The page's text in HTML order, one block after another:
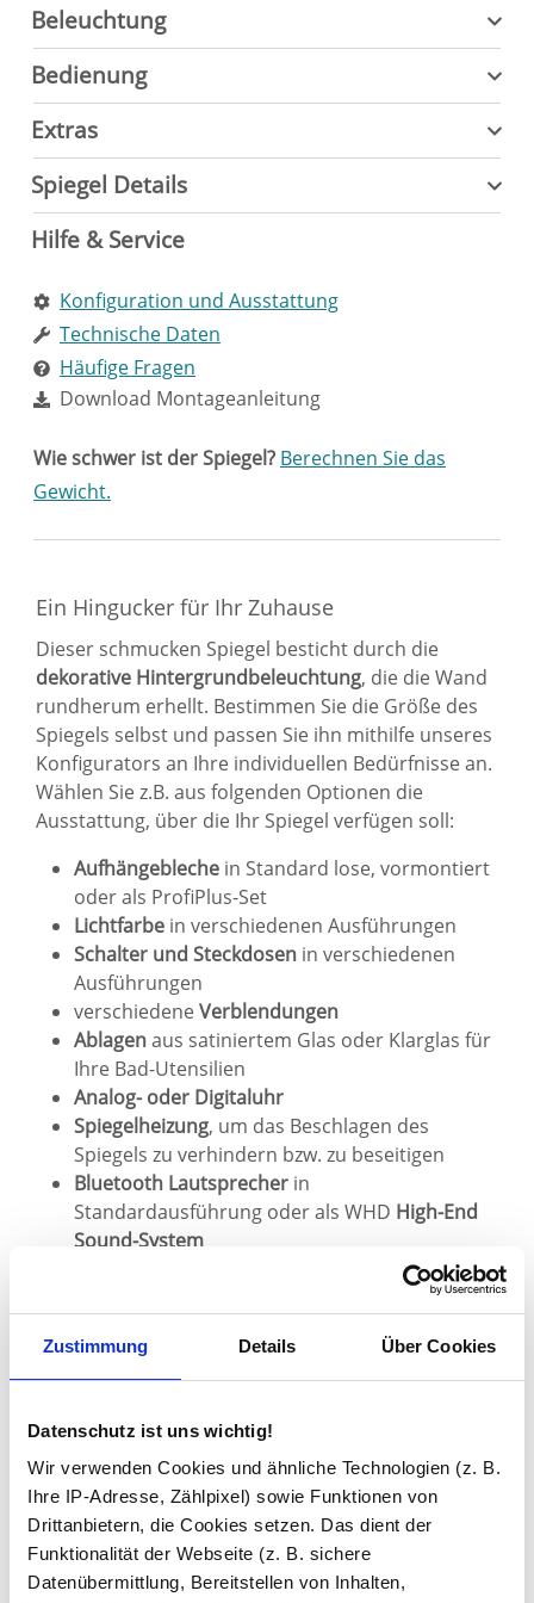
Zustimmung Details Über Cookies
Datenschutz ist uns wichtig!
Wir verwenden Cookies und ähnliche Technologien (z. B.
Ihre IP-Adresse, Zählpixel) sowie Funktionen von
Drittanbietern, die Cookies setzen. Das dient der
Funktionalität der Webseite (z. B. sichere
Datenübermittlung, Bereitstellen von Inhalten,
Ein Hingucker für Ihr Zuhause
Dieser schmucken Spiegel besticht durch die
dekorative Hintergrundbeleuchtung, die die Wand
rundherum erhellt. Bestimmen Sie die Größe des
Spiegels selbst und passen Sie ihn mithilfe unseres
Konfigurators an Ihre individuellen Bedürfnisse an.
Wählen Sie z.B. aus folgenden Optionen die
Ausstattung, über die Ihr Spiegel verfügen soll:
Aufhängebleche in Standard lose, vormontiert
oder als ProfiPlus-Set
Lichtfarbe in verschiedenen Ausführungen
Schalter und Steckdosen in verschiedenen
Ausführungen
verschiedene Verblendungen
Ablagenaus satiniertem Glas oder Klarglas für
Ihre Bad-Utensilien
Analog- oder Digitaluhr
Spiegelheizung, um das Beschlagen des
Spiegels zu verhindern bzw. zu beseitigen
Bluetooth Lautsprecher in
Standardausführung oder als WHD High-End
Sound-System
Bei Fragen helfen wir Ihnen gern persönlich und
kompetent weiter!
Beleuchtung
Bedienung
Extras
Spiegel Details
Hilfe & Service
Konfiguration und Ausstattung
Technische Daten
Häufige Fragen
Download Montageanleitung
Wie schwer ist der Spiegel? Berechnen Sie das
Gewicht.
3.3
3 Bewertungen